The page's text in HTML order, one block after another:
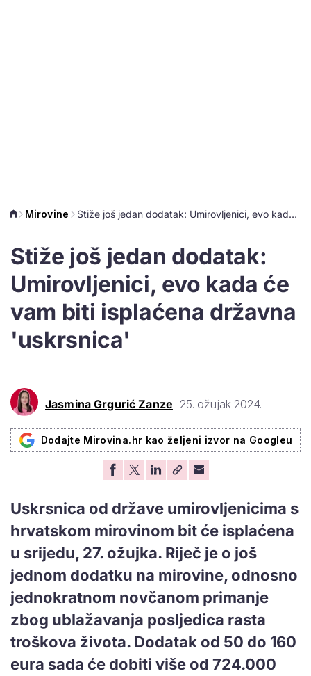
Mirovine Stiže još jedan dodatak: Umirovljenici, evo kada će vam biti isplaćena državna 'uskrsnica'
Stiže još jedan dodatak:
Umirovljenici, evo kada će
vam biti isplaćena državna
'uskrsnica'
Jasmina Grgurić Zanze 25. ožujak 2024.
Dodajte Mirovina.hr kao željeni izvor na Googleu
Uskrsnica od države umirovljenicima s
hrvatskom mirovinom bit će isplaćena
u srijedu, 27. ožujka. Riječ je o još
jednom dodatku na mirovine, odnosno
jednokratnom novčanom primanje
zbog ublažavanja posljedica rasta
troškova života. Dodatak od 50 do 160
eura sada će dobiti više od 724.000